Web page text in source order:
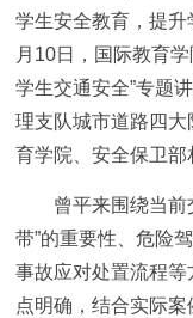
学生安全教育，提
月10日，国际教育
学生交通安全”专题
理支队城市道路四
育学院、安全保卫部
曾平来围绕当前
带”的重要性、危险
事故应对处置流程
点明确，结合实际